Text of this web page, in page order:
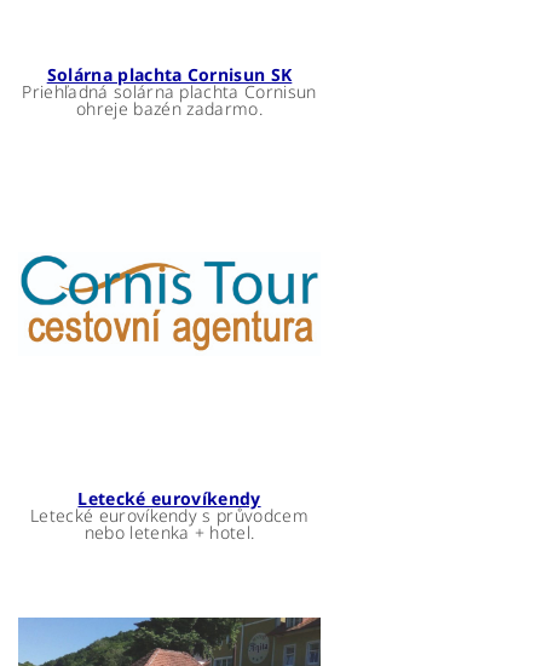
Solárna plachta Cornisun SK
Priehľadná solárna plachta Cornisun
ohreje bazén zadarmo.
Letecké eurovíkendy
Letecké eurovíkendy s průvodcem
nebo letenka + hotel.